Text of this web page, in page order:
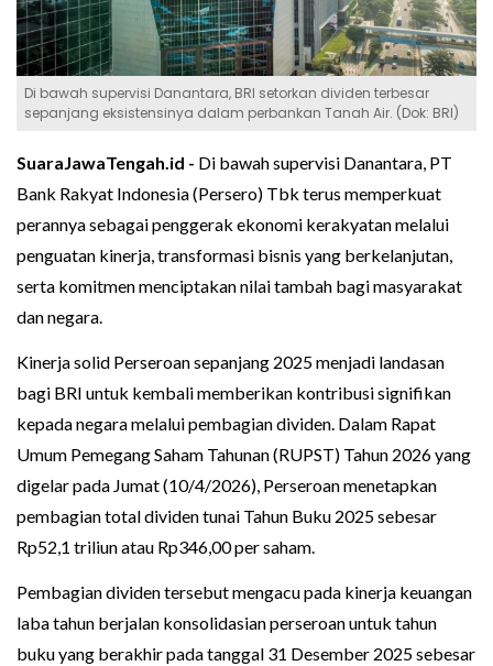
Di bawah supervisi Danantara, BRI setorkan dividen terbesar
sepanjang eksistensinya dalam perbankan Tanah Air. (Dok: BRI)
SuaraJawaTengah.id - Di bawah supervisi Danantara, PT
Bank Rakyat Indonesia (Persero) Tbk terus memperkuat
perannya sebagai penggerak ekonomi kerakyatan melalui
penguatan kinerja, transformasi bisnis yang berkelanjutan,
serta komitmen menciptakan nilai tambah bagi masyarakat
dan negara.
Kinerja solid Perseroan sepanjang 2025 menjadi landasan
bagi BRI untuk kembali memberikan kontribusi signifikan
kepada negara melalui pembagian dividen. Dalam Rapat
Umum Pemegang Saham Tahunan (RUPST) Tahun 2026 yang
digelar pada Jumat (10/4/2026), Perseroan menetapkan
pembagian total dividen tunai Tahun Buku 2025 sebesar
Rp52,1 triliun atau Rp346,00 per saham.
Pembagian dividen tersebut mengacu pada kinerja keuangan
laba tahun berjalan konsolidasian perseroan untuk tahun
buku yang berakhir pada tanggal 31 Desember 2025 sebesar